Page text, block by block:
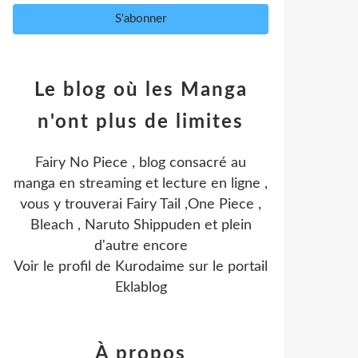
Le blog où les Manga
n'ont plus de limites
Fairy No Piece , blog consacré au
manga en streaming et lecture en ligne ,
vous y trouverai Fairy Tail ,One Piece ,
Bleach , Naruto Shippuden et plein
d'autre encore
Voir le profil de Kurodaime sur le portail
Eklablog
À propos